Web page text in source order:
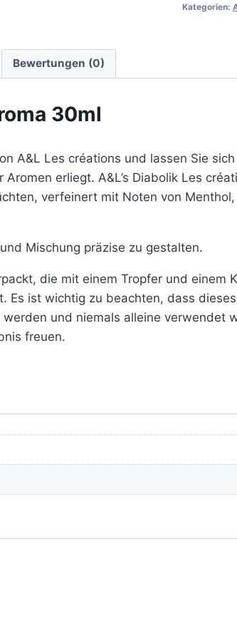
Kategorien:
Bewertungen (0)
30ml
A&L Les créations und lassen Sie
erliegt. A&L’s Diabolik Les
verfeinert mit Noten von
Mischung präzise zu gestalten.
die mit einem Tropfer und
Es ist wichtig zu beachten, dass
und niemals alleine verwendet
freuen.